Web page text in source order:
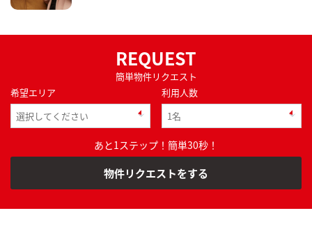
REQUEST
簡単物件リクエスト
希望エリア
利用人数
あと1ステップ！簡単30秒！
物件リクエストをする